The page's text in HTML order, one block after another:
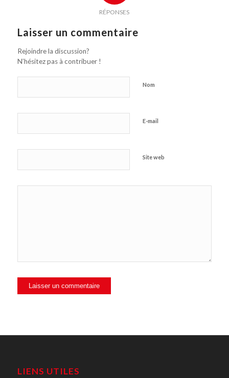
RÉPONSES
Laisser un commentaire
Rejoindre la discussion?
N’hésitez pas à contribuer !
Nom
E-mail
Site web
LIENS UTILES